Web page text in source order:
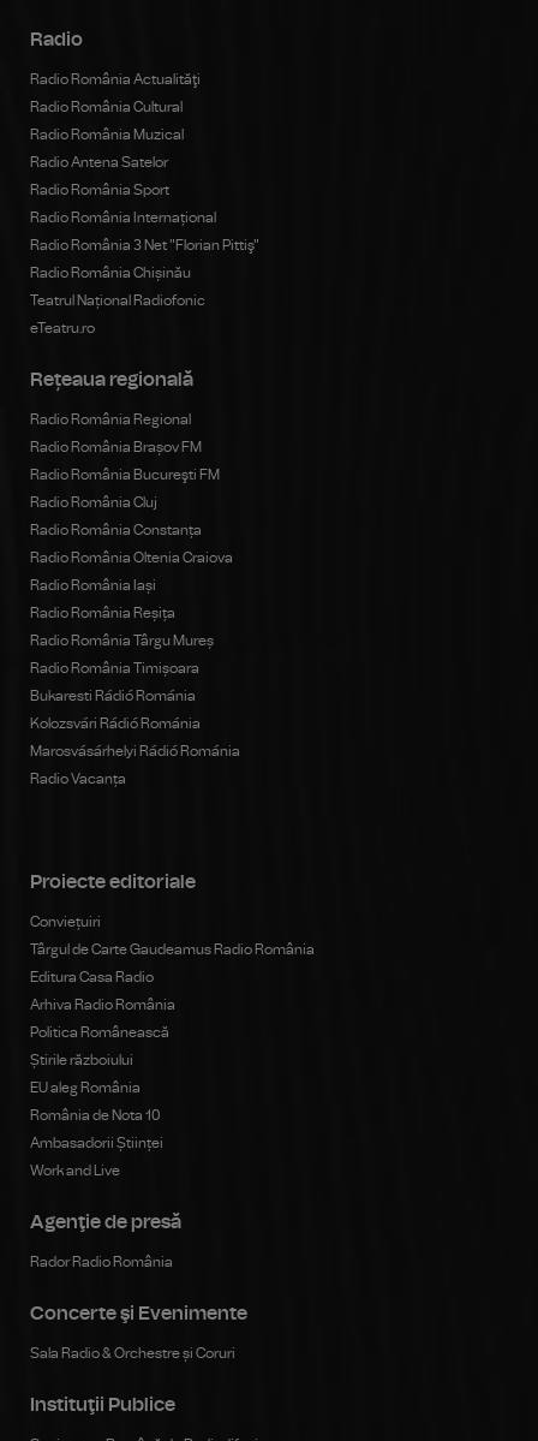
Radio
Radio România Actualităţi
Radio România Cultural
Radio România Muzical
Radio Antena Satelor
Radio România Sport
Radio România Internațional
Radio România 3 Net "Florian Pittiş"
Radio România Chișinău
Teatrul Național Radiofonic
eTeatru.ro
Rețeaua regională
Radio România Regional
Radio România Brașov FM
Radio România Bucureşti FM
Radio România Cluj
Radio România Constanța
Radio România Oltenia Craiova
Radio România Iași
Radio România Reșița
Radio România Târgu Mureș
Radio România Timișoara
Bukaresti Rádió Románia
Kolozsvári Rádió Románia
Marosvásárhelyi Rádió Románia
Radio Vacanța
Proiecte editoriale
Conviețuiri
Târgul de Carte Gaudeamus Radio România
Editura Casa Radio
Arhiva Radio România
Politica Românească
Știrile războiului
EU aleg România
România de Nota 10
Ambasadorii Științei
Work and Live
Agenţie de presă
Rador Radio România
Concerte şi Evenimente
Sala Radio & Orchestre și Coruri
Instituţii Publice